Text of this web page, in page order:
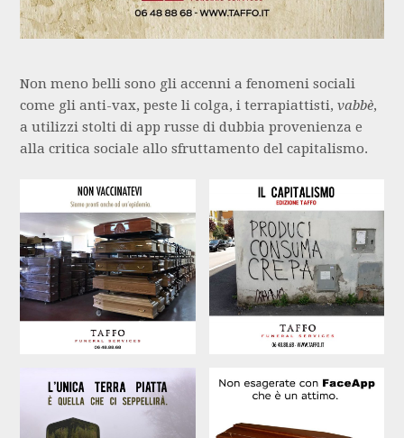
Non meno belli sono gli accenni a fenomeni sociali
come gli anti-vax, peste li colga, i terrapiattisti,vabbè,
a utilizzi stolti di app russe di dubbia provenienza e
alla critica sociale allo sfruttamento del capitalismo.